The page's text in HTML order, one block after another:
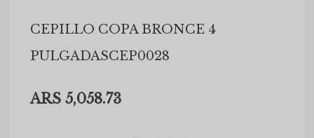
CEPILLO COPA BRONCE 4
PULGADASCEP0028
ARS 5,058.73